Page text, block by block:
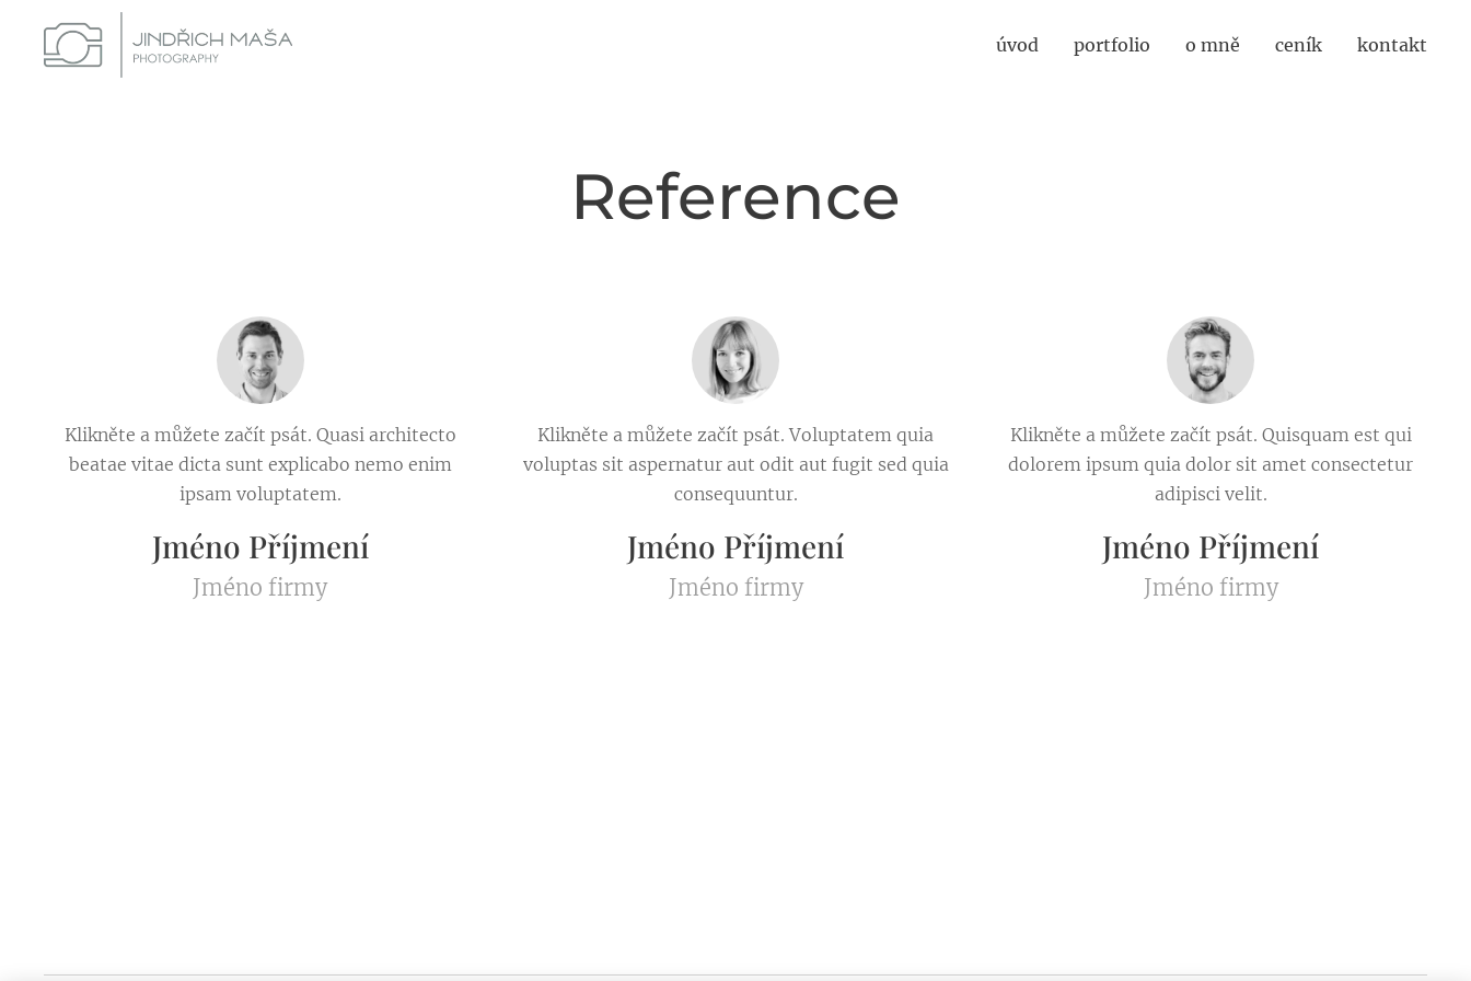
úvod portfolio o mně ceník kontakt
Reference
Klikněte a můžete začít psát. Quasi architecto
beatae vitae dicta sunt explicabo nemo enim
ipsam voluptatem.
Jméno Příjmení
Jméno firmy
Klikněte a můžete začít psát. Voluptatem quia
voluptas sit aspernatur aut odit aut fugit sed quia
consequuntur.
Jméno Příjmení
Jméno firmy
Klikněte a můžete začít psát. Quisquam est qui
dolorem ipsum quia dolor sit amet consectetur
adipisci velit.
Jméno Příjmení
Jméno firmy